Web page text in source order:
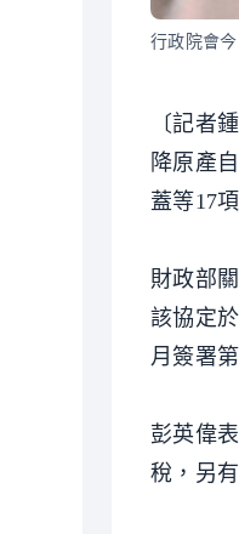
行政院會
〔記者
降原產
蓋等17
財政部
該協定
月簽署
彭英偉
稅，另